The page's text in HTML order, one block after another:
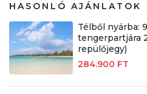
HASONLÓ AJÁNLATOK
Télből nyárba:
tengerpartjára
repülőjegy)
284.900 FT